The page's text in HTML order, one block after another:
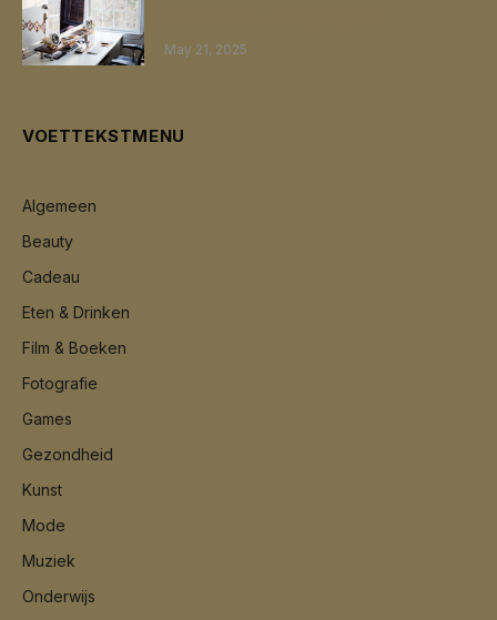
May 21, 2025
VOETTEKSTMENU
Algemeen
Beauty
Cadeau
Eten & Drinken
Film & Boeken
Fotografie
Games
Gezondheid
Kunst
Mode
Muziek
Onderwijs